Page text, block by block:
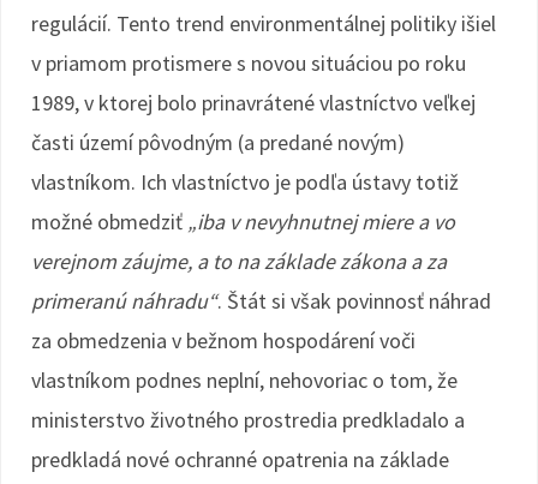
regulácií. Tento trend environmentálnej politiky išiel
v priamom protismere s novou situáciou po roku
1989, v ktorej bolo prinavrátené vlastníctvo veľkej
časti území pôvodným (a predané novým)
vlastníkom. Ich vlastníctvo je podľa ústavy totiž
možné obmedziť „iba v nevyhnutnej miere a vo
verejnom záujme, a to na základe zákona a za
primeranú náhradu“. Štát si však povinnosť náhrad
za obmedzenia v bežnom hospodárení voči
vlastníkom podnes neplní, nehovoriac o tom, že
ministerstvo životného prostredia predkladalo a
predkladá nové ochranné opatrenia na základe